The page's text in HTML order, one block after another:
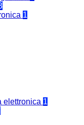
1
elettronica 1